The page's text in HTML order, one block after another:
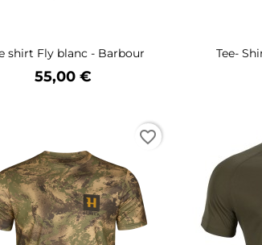
shirt Fly blanc - Barbour
Prix
55,00 €
Tee-
favorite_border